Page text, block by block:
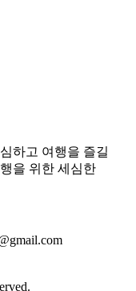
하고 여행을 즐길
을 위한 세심한